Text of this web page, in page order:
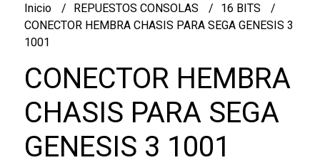
Inicio REPUESTOS CONSOLAS
16 BITS
CONECTOR HEMBRA CHASIS PARA SEGA GENESIS 3
1001
CONECTOR HEMBRA
CHASIS PARA SEGA
GENESIS 3 1001